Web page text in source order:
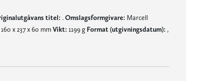
titel: .Omslagsformgivare: Marcell
160 x 237 x 60 mmVikt: 1199 g Format (utgivningsdatum): ,